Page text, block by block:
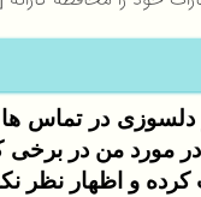
در تماس ها
مورد من در برخی
و اظهار نظر